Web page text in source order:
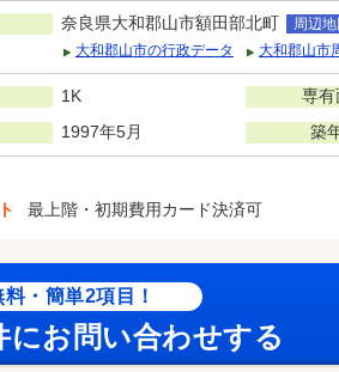
奈良県大和郡山市額田部北町
周辺地
大和郡山市の行政データ
大和郡山市
1K 専有
1997年5月 築
最上階・初期費用カード決済可
料・簡単2項目！
にお問い合わせする